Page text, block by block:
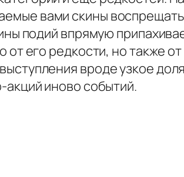
вами скины
подий впрямую
его редкости, но также
вроде узкое
акций иново событий.